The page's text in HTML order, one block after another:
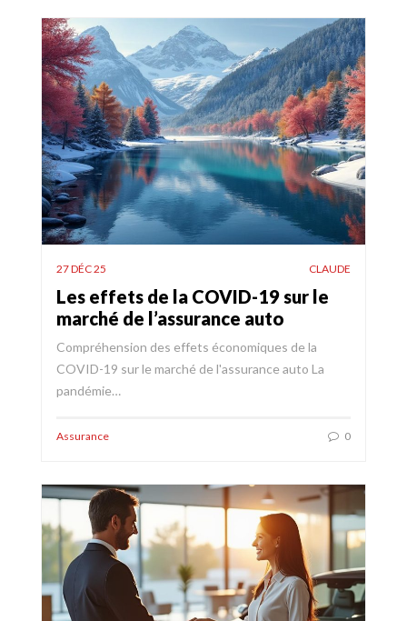
27 DÉC 25 CLAUDE
Les effets de la COVID-19 sur le
marché de l’assurance auto
Compréhension des effets économiques de la
COVID-19 sur le marché de l'assurance auto La
pandémie…
Assurance 0